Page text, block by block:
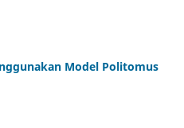
Model Politomus